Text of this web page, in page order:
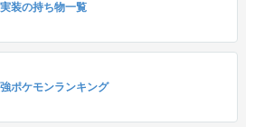
装の持ち物一覧
ポケモンランキング